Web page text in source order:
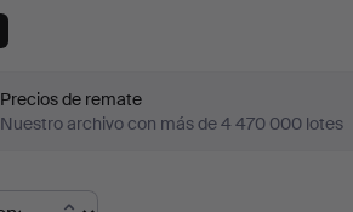
Precios de remate
Nuestro archivo con más de 4 470 000 lotes